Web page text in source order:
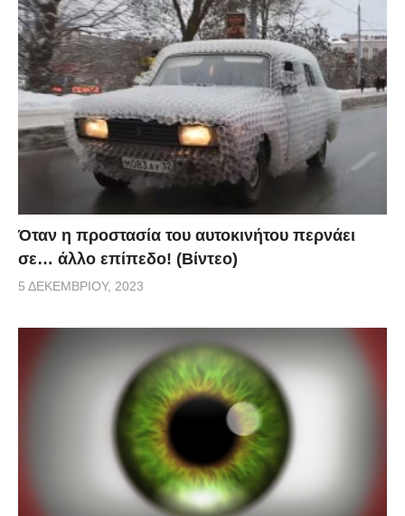
Όταν η προστασία του αυτοκινήτου περνάει
σε… άλλο επίπεδο! (Βίντεο)
5 ΔΕΚΕΜΒΡΊΟΥ, 2023